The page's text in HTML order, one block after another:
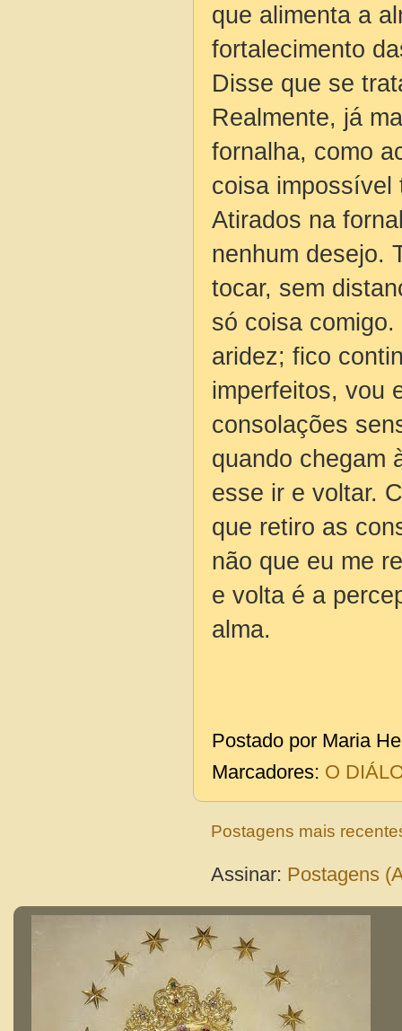
que alimenta a
fortalecimento
Disse que se
Realmente, já
fornalha, como
coisa impossível
Atirados na
nenhum desejo.
tocar, sem
só coisa
aridez; fico
imperfeitos, vou
consolações
quando chegam
esse ir e voltar.
que retiro as
não que eu me
e volta é a
alma.
Postado por Maria
Marcadores: O
Postagens mais
Assinar: Postagens